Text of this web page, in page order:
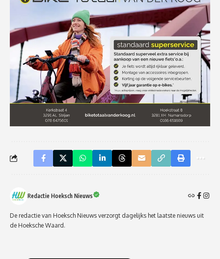
Redactie Hoeksch Nieuws
De redactie van Hoeksch Nieuws verzorgt dagelijks het laatste nieuws uit
de Hoeksche Waard.